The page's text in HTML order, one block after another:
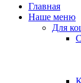
Главная
Наше меню
Для